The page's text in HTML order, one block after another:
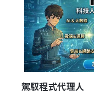
駕馭程式代理人